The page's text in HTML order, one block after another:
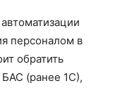
персоналом в
обратить
(ранее 1С),